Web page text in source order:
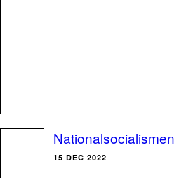
Nationalsocialismen
15 DEC 2022